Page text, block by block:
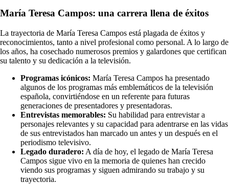
María Teresa Campos: una carrera llena de éxitos
La trayectoria de María Teresa Campos está plagada de éxitos y
reconocimientos, tanto a nivel profesional como personal. A lo largo de
los años, ha cosechado numerosos premios y galardones que certifican
su talento y su dedicación a la televisión.
Programas icónicos: María Teresa Campos ha presentado
algunos de los programas más emblemáticos de la televisión
española, convirtiéndose en un referente para futuras
generaciones de presentadores y presentadoras.
Entrevistas memorables: Su habilidad para entrevistar a
personajes relevantes y su capacidad para adentrarse en las vidas
de sus entrevistados han marcado un antes y un después en el
periodismo televisivo.
Legado duradero: A día de hoy, el legado de María Teresa
Campos sigue vivo en la memoria de quienes han crecido
viendo sus programas y siguen admirando su trabajo y su
trayectoria.